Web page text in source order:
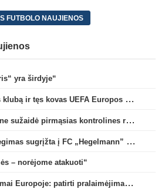
FUTBOLO NAUJIENOS
yra širdyje“
„Gintra“ nustelbė Rygos klubą ir tęs kovas UEFA Europos taurės atrankoje
Vaikinų U15 rinktinė Taline sužaidė pirmąsias kontrolines rungtynes
Kristupas–Algirdas Padegimas sugrįžta į FC „Hegelmann” B sudėtį
– norėjome atakuoti“
Lietuvos klubų pasirodymai Europoje: patirti pralaimėjimai Kroatijos atstovams